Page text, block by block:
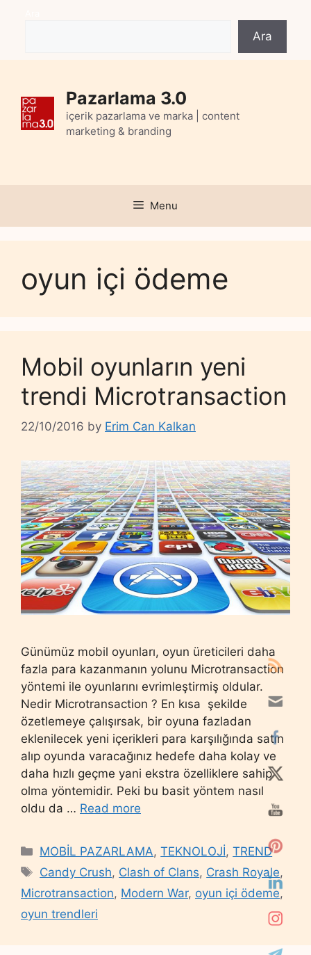
Ara
Pazarlama 3.0
içerik pazarlama ve marka | content
marketing & branding
Menu
oyun içi ödeme
Mobil oyunların yeni
trendi Microtransaction
22/10/2016 by Erim Can Kalkan
Günümüz mobil oyunları, oyun üreticileri daha
fazla para kazanmanın yolunu Microtransaction
yöntemi ile oyunlarını evrimleştirmiş oldular.
Nedir Microtransaction ? En kısa şekilde
özetlemeye çalışırsak, bir oyuna fazladan
eklenilecek yeni içerikleri para karşılığında satın
alıp oyunda varacağınız hedefe daha kolay ve
daha hızlı geçme yani ekstra özelliklere sahip
olma yöntemidir. Peki bu basit yöntem nasıl
oldu da … Read more
Categories
MOBİL PAZARLAMA,TEKNOLOJİ,TREND
Tags
Candy Crush, Clash of Clans, Crash Royale,
Microtransaction, Modern War, oyun içi ödeme,
oyun trendleri